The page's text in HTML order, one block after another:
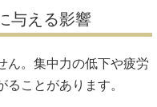
与える影響
ん。集中力の低下や疲労
ことがあります。